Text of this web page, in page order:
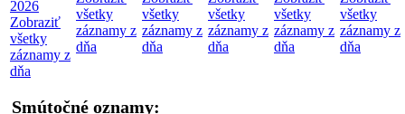
2026
Zobraziť
všetky
záznamy z
dňa
všetky
záznamy z
dňa
všetky
záznamy z
dňa
všetky
záznamy z
dňa
všetky
záznamy z
dňa
všetky
záznamy z
dňa
Smútočné oznamy: